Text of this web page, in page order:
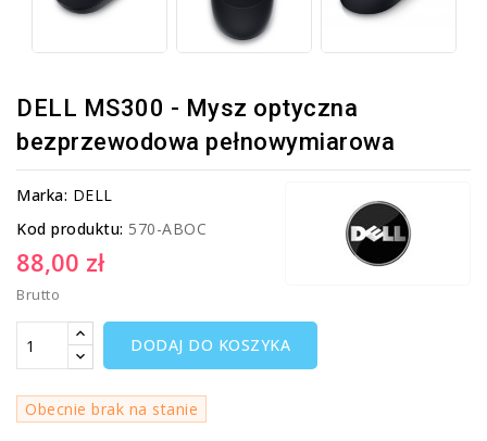
DELL MS300 - Mysz optyczna
bezprzewodowa pełnowymiarowa
Marka: DELL
Kod produktu: 570-ABOC
88,00 zł
Brutto
DODAJ DO KOSZYKA
Obecnie brak na stanie